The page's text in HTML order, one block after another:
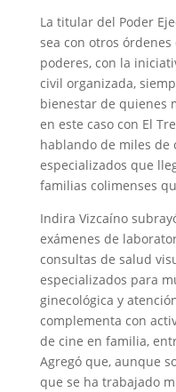
La titular del Poder
sea con otros
poderes, con la
civil organizada,
bienestar de quienes
en este caso con El
hablando de miles de
especializados que
familias colimenses
Indira Vizcaíno
exámenes de
consultas de salud
especializados para
ginecológica y
complementa con
de cine en familia,
Agregó que, aunque
que se ha trabajado